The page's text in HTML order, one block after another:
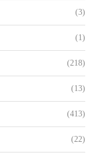
(3)
(1)
(218)
(13)
(413)
(22)